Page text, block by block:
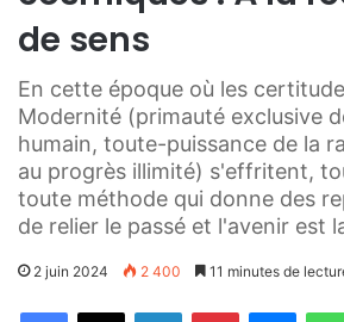
de sens
En cette époque où les
Modernité (primauté exclusive
humain, toute-puissance de la
au progrès illimité) s'effritent,
toute méthode qui donne des
de relier le passé et l'avenir est
2 juin 2024 2 400 11 minutes de
LinkedinPinterest